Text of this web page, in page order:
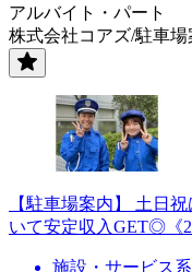
アルバイト・パート
株式会社コアズ/駐車
【駐車場案内】 土日
いて安定収入GET◎《
施設・サービス系